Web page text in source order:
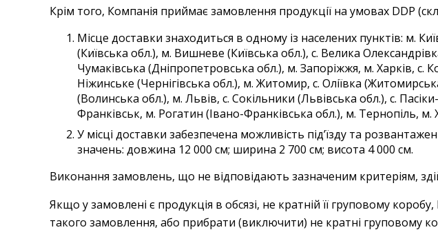
Крім того, Компанія приймає замовлення продукції на умовах DDP
Місце доставки знаходиться в одному із населених пунктів: м.
(Київська обл.), м. Вишневе (Київська обл.), с. Велика
Чумаківська (Дніпропетровська обл.), м. Запоріжжя, м. Харків, с.
Ніжинське (Чернігівська обл.), м. Житомир, с. Оліївка
(Волинська обл.), м. Львів, с. Сокільники (Львівська обл.), с.
Франківськ, м. Рогатин (Івано-Франківська обл.), м. Тернопіль, м.
У місці доставки забезпечена можливість під’їзду та
значень: довжина 12 000 см; ширина 2 700 см; висота 4 000 см.
Виконання замовлень, що не відповідають зазначеним критеріям,
Якщо у замовлені є продукція в обсязі, не кратній її груповому
такого замовлення, або прибрати (виключити) не кратні груповому